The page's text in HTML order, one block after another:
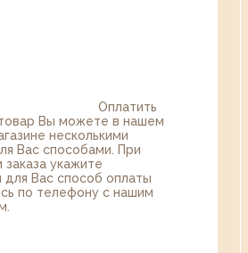
Оплатить
Вы можете в нашем
несколькими
Вас способами. При
укажите
Вас способ оплаты
по телефону с нашим